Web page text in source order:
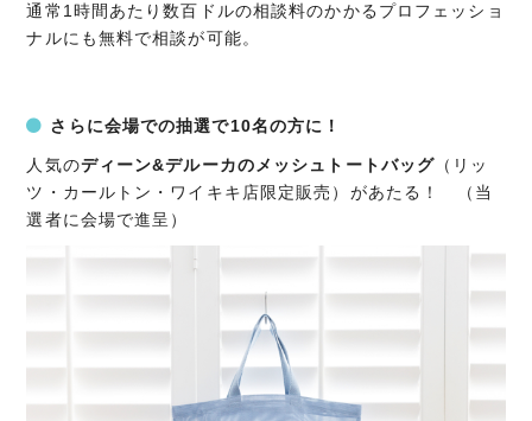
通常1時間あたり数百ドルの相談料のかかるプロフェッショ
ナルにも無料で相談が可能。
さらに会場での抽選で10名の方に！
人気のディーン&デルーカのメッシュトートバッグ （リッ
ツ・カールトン・ワイキキ店限定販売）があたる！ （当
選者に会場で進呈）